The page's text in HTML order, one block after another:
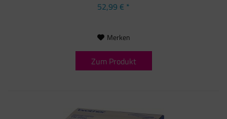
52,99 € *
Merken
Zum Produkt